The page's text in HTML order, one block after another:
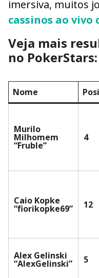
imersiva, muitos
cassinos ao vivo
Veja mais
no PokerStars:
Nome
Murilo
Milhomem
“Fruble”
4
Caio Kopke
“fiorikopke69” 12
Alex Gelinski
“AlexGelinski” 5